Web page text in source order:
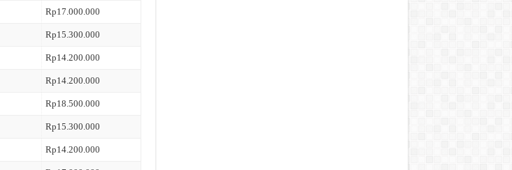
Rp17.000.000
Rp15.300.000
Rp14.200.000
Rp14.200.000
Rp18.500.000
Rp15.300.000
Rp14.200.000